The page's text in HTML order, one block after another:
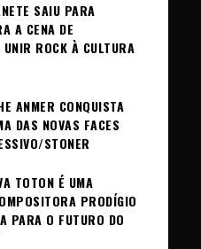
SAIU PARA
A CENA DE
ROCK À CULTURA
ANMER CONQUISTA
DAS NOVAS FACES
STONER
TOTON É UMA
PRODÍGIO
PARA O FUTURO DO